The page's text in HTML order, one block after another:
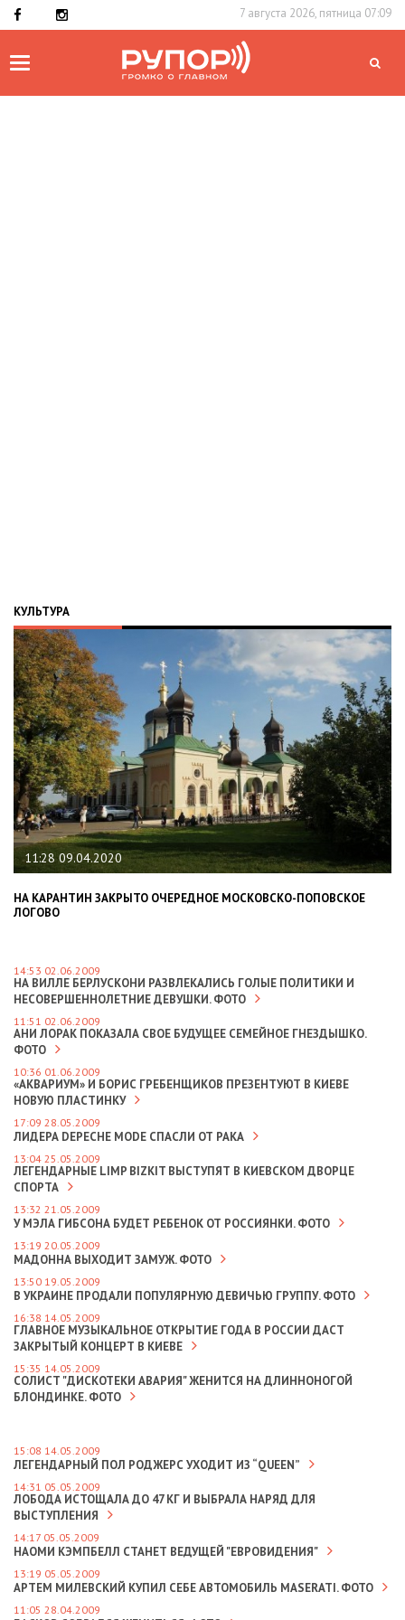
7 августа 2026, пятница 07:09
Toggle
КУЛЬТУРА
11:28 09.04.2020
НА КАРАНТИН ЗАКРЫТО ОЧЕРЕДНОЕ МОСКОВСКО-ПОПОВСКОЕ
ЛОГОВО
14:53 02.06.2009
НА ВИЛЛЕ БЕРЛУСКОНИ РАЗВЛЕКАЛИСЬ ГОЛЫЕ ПОЛИТИКИ И
НЕСОВЕРШЕННОЛЕТНИЕ ДЕВУШКИ. ФОТО
11:51 02.06.2009
АНИ ЛОРАК ПОКАЗАЛА СВОЕ БУДУЩЕЕ СЕМЕЙНОЕ ГНЕЗДЫШКО.
ФОТО
10:36 01.06.2009
«АКВАРИУМ» И БОРИС ГРЕБЕНЩИКОВ ПРЕЗЕНТУЮТ В КИЕВЕ
НОВУЮ ПЛАСТИНКУ
17:09 28.05.2009
ЛИДЕРА DEPECHE MODE СПАСЛИ ОТ РАКА
13:04 25.05.2009
ЛЕГЕНДАРНЫЕ LIMP BIZKIT ВЫСТУПЯТ В КИЕВСКОМ ДВОРЦЕ
СПОРТА
13:32 21.05.2009
У МЭЛА ГИБСОНА БУДЕТ РЕБЕНОК ОТ РОССИЯНКИ. ФОТО
13:19 20.05.2009
МАДОННА ВЫХОДИТ ЗАМУЖ. ФОТО
13:50 19.05.2009
В УКРАИНЕ ПРОДАЛИ ПОПУЛЯРНУЮ ДЕВИЧЬЮ ГРУППУ. ФОТО
16:38 14.05.2009
ГЛАВНОЕ МУЗЫКАЛЬНОЕ ОТКРЫТИЕ ГОДА В РОССИИ ДАСТ
ЗАКРЫТЫЙ КОНЦЕРТ В КИЕВЕ
15:35 14.05.2009
СОЛИСТ "ДИСКОТЕКИ АВАРИЯ" ЖЕНИТСЯ НА ДЛИННОНОГОЙ
БЛОНДИНКЕ. ФОТО
15:08 14.05.2009
ЛЕГЕНДАРНЫЙ ПОЛ РОДЖЕРС УХОДИТ ИЗ “QUEEN”
14:31 05.05.2009
ЛОБОДА ИСТОЩАЛА ДО 47 КГ И ВЫБРАЛА НАРЯД ДЛЯ
ВЫСТУПЛЕНИЯ
14:17 05.05.2009
НАОМИ КЭМПБЕЛЛ СТАНЕТ ВЕДУЩЕЙ "ЕВРОВИДЕНИЯ"
13:19 05.05.2009
АРТЕМ МИЛЕВСКИЙ КУПИЛ СЕБЕ АВТОМОБИЛЬ MASERATI. ФОТО
11:05 28.04.2009